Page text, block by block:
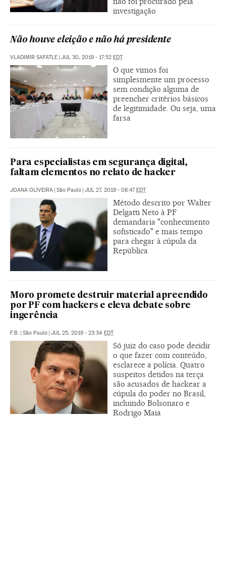
investigação
Não houve eleição e não há presidente
VLADIMIR SAFATLE | JUL 30, 2019 - 17:52 EDT
O que vimos foi
simplesmente um processo
sem condição alguma de
preencher critérios básicos
de legitimidade. Ou seja, uma
farsa
Para especialistas em segurança digital,
faltam elementos no relato de hacker
JOANA OLIVEIRA | São Paulo | JUL 27, 2019 - 08:47EDT
Método descrito por Walter
Delgatti Neto à PF
demandaria "conhecimento
sofisticado" e mais tempo
para chegar à cúpula da
República
Moro promete destruir material apreendido
por PF com hackers e eleva debate sobre
ingerência
F.B. | São Paulo | JUL 25, 2019 - 23:34 EDT
Só juiz do caso pode decidir
o que fazer com conteúdo,
esclarece a polícia. Quatro
suspeitos detidos na terça
são acusados de hackear a
cúpula do poder no Brasil,
incluindo Bolsonaro e
Rodrigo Maia